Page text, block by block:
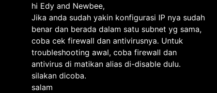
hi Edy and Newbee,
Jika anda sudah yakin konfigurasi IP nya sudah
benar dan berada dalam satu subnet yg sama,
coba cek firewall dan antivirusnya. Untuk
troubleshooting awal, coba firewall dan
antivirus di matikan alias di-disable dulu.
silakan dicoba.
salam